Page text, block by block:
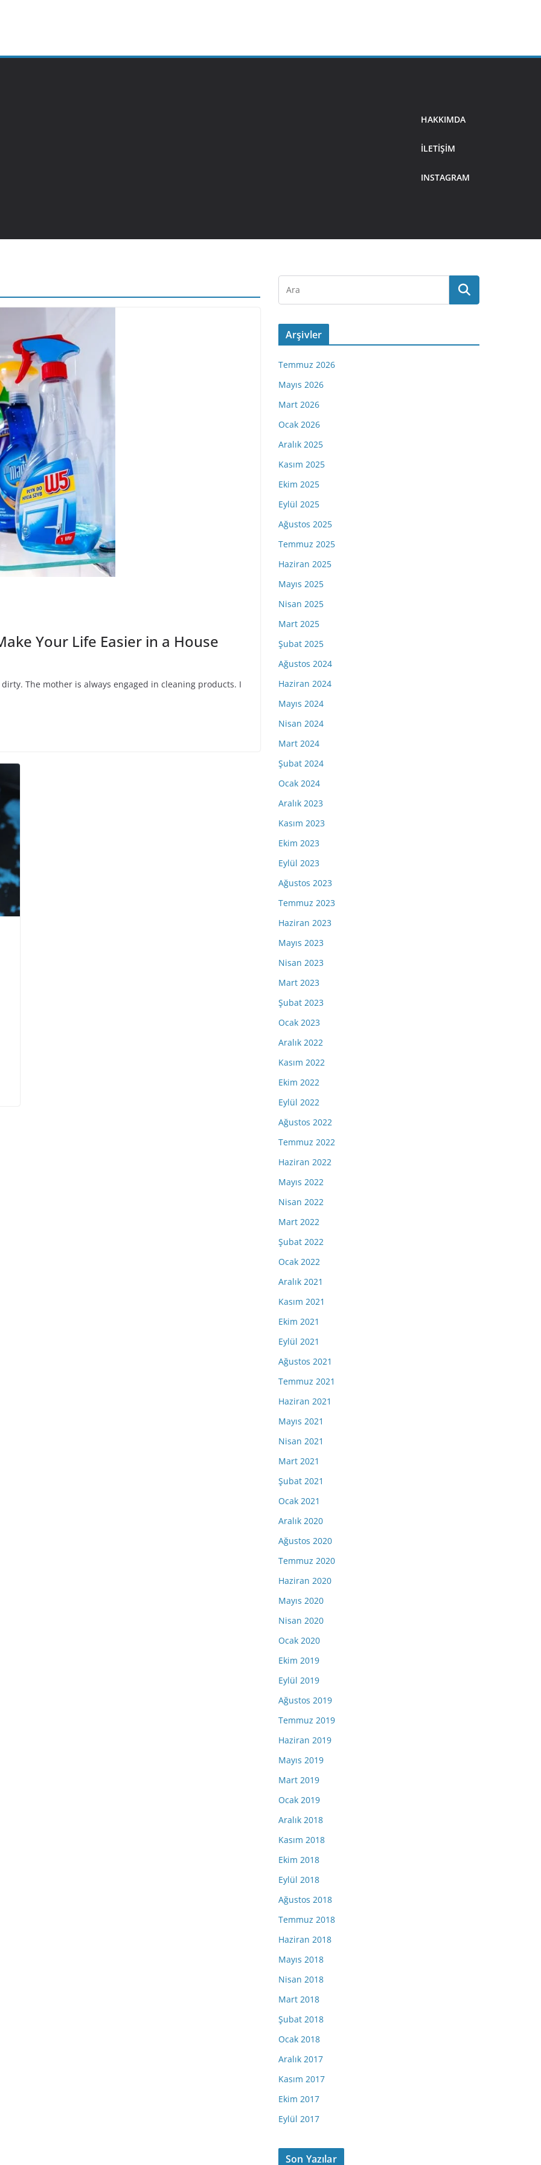
HAKKIMDA
ILETIŞIM
INSTAGRAM
Your Life Easier in a House
The mother is always engaged in cleaning products. I
Arşivler
Temmuz 2026
Mayıs 2026
Mart 2026
Ocak 2026
Aralık 2025
Kasım 2025
Ekim 2025
Eylül 2025
Ağustos 2025
Temmuz 2025
Haziran 2025
Mayıs 2025
Nisan 2025
Mart 2025
Şubat 2025
Ağustos 2024
Haziran 2024
Mayıs 2024
Nisan 2024
Mart 2024
Şubat 2024
Ocak 2024
Aralık 2023
Kasım 2023
Ekim 2023
Eylül 2023
Ağustos 2023
Temmuz 2023
Haziran 2023
Mayıs 2023
Nisan 2023
Mart 2023
Şubat 2023
Ocak 2023
Aralık 2022
Kasım 2022
Ekim 2022
Eylül 2022
Ağustos 2022
Temmuz 2022
Haziran 2022
Mayıs 2022
Nisan 2022
Mart 2022
Şubat 2022
Ocak 2022
Aralık 2021
Kasım 2021
Ekim 2021
Eylül 2021
Ağustos 2021
Temmuz 2021
Haziran 2021
Mayıs 2021
Nisan 2021
Mart 2021
Şubat 2021
Ocak 2021
Aralık 2020
Ağustos 2020
Temmuz 2020
Haziran 2020
Mayıs 2020
Nisan 2020
Ocak 2020
Ekim 2019
Eylül 2019
Ağustos 2019
Temmuz 2019
Haziran 2019
Mayıs 2019
Mart 2019
Ocak 2019
Aralık 2018
Kasım 2018
Ekim 2018
Eylül 2018
Ağustos 2018
Temmuz 2018
Haziran 2018
Mayıs 2018
Nisan 2018
Mart 2018
Şubat 2018
Ocak 2018
Aralık 2017
Kasım 2017
Ekim 2017
Eylül 2017
Son Yazılar